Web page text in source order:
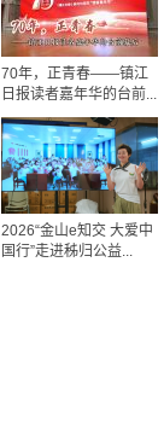
70年，正青春——镇江
日报读者嘉年华的台前...
2026“金山e知交 大爱中
国行”走进秭归公益...